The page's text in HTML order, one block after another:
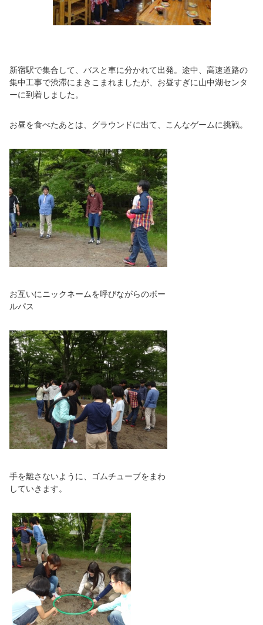
新宿駅で集合して、バスと車に分かれて出発。途中、高速道路の
集中工事で渋滞にまきこまれましたが、お昼すぎに山中湖センタ
ーに到着しました。
お昼を食べたあとは、グラウンドに出て、こんなゲームに挑戦。
お互いにニックネームを呼びながらのボー
ルパス
手を離さないように、ゴムチューブをまわ
していきます。